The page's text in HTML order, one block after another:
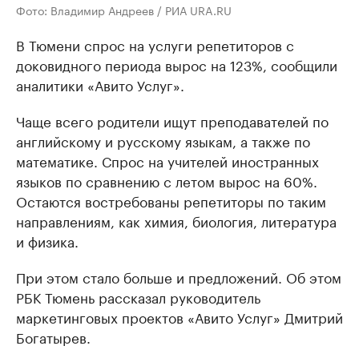
Фото: Владимир Андреев / РИА URA.RU
В Тюмени спрос на услуги репетиторов с
доковидного периода вырос на 123%, сообщили
аналитики «Авито Услуг».
Чаще всего родители ищут преподавателей по
английскому и русскому языкам, а также по
математике. Спрос на учителей иностранных
языков по сравнению с летом вырос на 60%.
Остаются востребованы репетиторы по таким
направлениям, как химия, биология, литература
и физика.
При этом стало больше и предложений. Об этом
РБК Тюмень рассказал руководитель
маркетинговых проектов «Авито Услуг» Дмитрий
Богатырев.